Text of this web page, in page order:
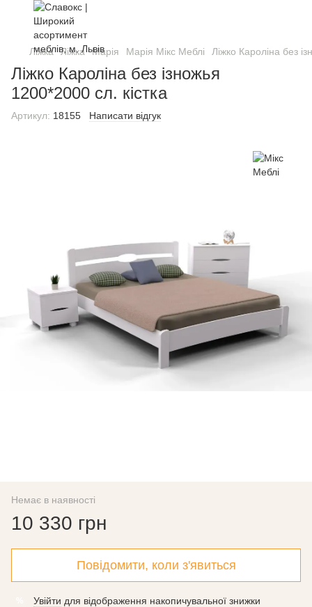
Ліжка Ліжка Марія Марія Мікс Меблі Ліжко Кароліна без
Ліжко Кароліна без ізножья
1200*2000 сл. кістка
Артикул: 18155 Написати відгук
Немає в наявності
10 330 грн
Повідомити, коли з'явиться
Увійти для відображення накопичувальної знижки